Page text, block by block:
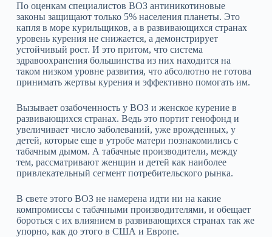
По оценкам специалистов ВОЗ антиникотиновые
законы защищают только 5% населения планеты. Это
капля в море курильщиков, а в развивающихся странах
уровень курения не снижается, а демонстрирует
устойчивый рост. И это притом, что система
здравоохранения большинства из них находится на
таком низком уровне развития, что абсолютно не готова
принимать жертвы курения и эффективно помогать им.
Вызывает озабоченность у ВОЗ и женское курение в
развивающихся странах. Ведь это портит генофонд и
увеличивает число заболеваний, уже врожденных, у
детей, которые еще в утробе матери познакомились с
табачным дымом. А табачные производители, между
тем, рассматривают женщин и детей как наиболее
привлекательный сегмент потребительского рынка.
В свете этого ВОЗ не намерена идти ни на какие
компромиссы с табачными производителями, и обещает
бороться с их влиянием в развивающихся странах так же
упорно, как до этого в США и Европе.